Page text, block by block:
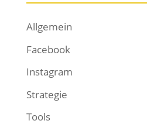
Allgemein
Facebook
Instagram
Strategie
Tools